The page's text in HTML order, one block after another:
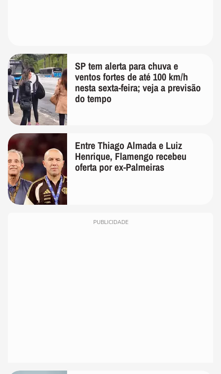
SP tem alerta para chuva e
ventos fortes de até 100 km/h
nesta sexta-feira; veja a previsão
do tempo
Entre Thiago Almada e Luiz
Henrique, Flamengo recebeu
oferta por ex-Palmeiras
PUBLICIDADE